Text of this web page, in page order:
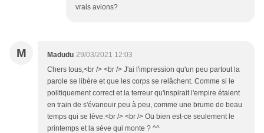
vrais avions?
M Madudu 29/03/2021 12:03
Chers tous,<br /> <br /> J'ai l'impression qu'un peu partout la
parole se libère et que les corps se relâchent. Comme si le
politiquement correct et la terreur qu'inspirait l'empire étaient
en train de s'évanouir peu à peu, comme une brume de beau
temps qui se lève.<br /> <br /> Ou bien est-ce seulement le
printemps et la sève qui monte ? ^^